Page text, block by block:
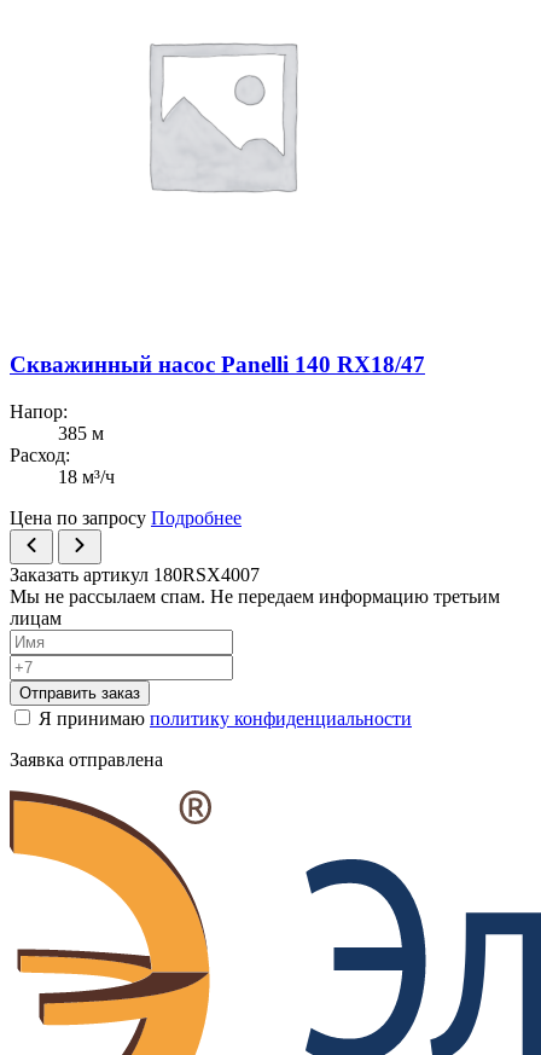
Скважинный насос Panelli 140 RX18/47
Напор:
385 м
Расход:
18 м³/ч
Цена по запросу Подробнее
Заказать артикул 180RSX4007
Мы не рассылаем спам. Не передаем информацию третьим
лицам
Отправить заказ
Я принимаю политику конфиденциальности
Заявка отправлена